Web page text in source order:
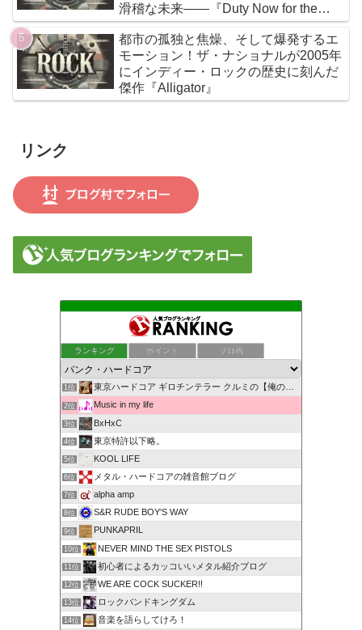
滑稽な未来――『Duty Now for the
Future』こそがニューウェイヴの真実
である
都市の孤独と焦燥、そして爆発するエ
モーション！ザ・ナショナルが2005年
にインディー・ロックの歴史に刻んだ
傑作『Alligator』
リンク
ランキング ポイント ブロ画
1位 東京ハードコア ギロチンテラー クルミの【俺の独り言】
2位 Music in my life
3位 BxHxC
4位 東京特許以下略。
5位 KOOL LIFE
6位 メタル・ハードコアの雑音館ブログ
7位 alpha amp
8位 S&R RUDE BOY'S WAY
9位 PUNKAPRIL
10位 NEVER MIND THE SEX PISTOLS
11位 初心者によるカッコいいメタル紹介ブログ
12位 WE ARE COCK SUCKER!!
13位 ロックバンドキングダム
14位 音楽を語らしてけろ！